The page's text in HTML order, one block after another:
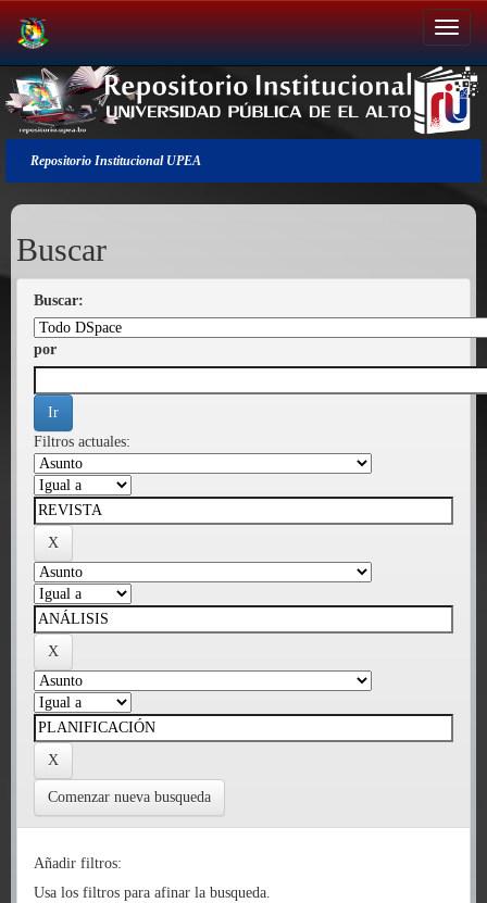
Salir
de
la
navegación
Repositorio Institucional UPEA
Buscar
Buscar:
por
Filtros actuales:
Comenzar nueva busqueda
Añadir filtros:
Usa los filtros para afinar la busqueda.